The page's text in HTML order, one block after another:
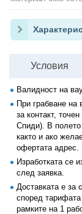
Условия
Валидност на
При грабване
за контакт,
Спиди). В полето
както и ако
офертата адрес.
Изработката се
след заявка.
Доставката е за
според
рамките на 1